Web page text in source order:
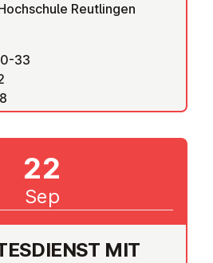
Reutlingen
33
MIT
22
Sep